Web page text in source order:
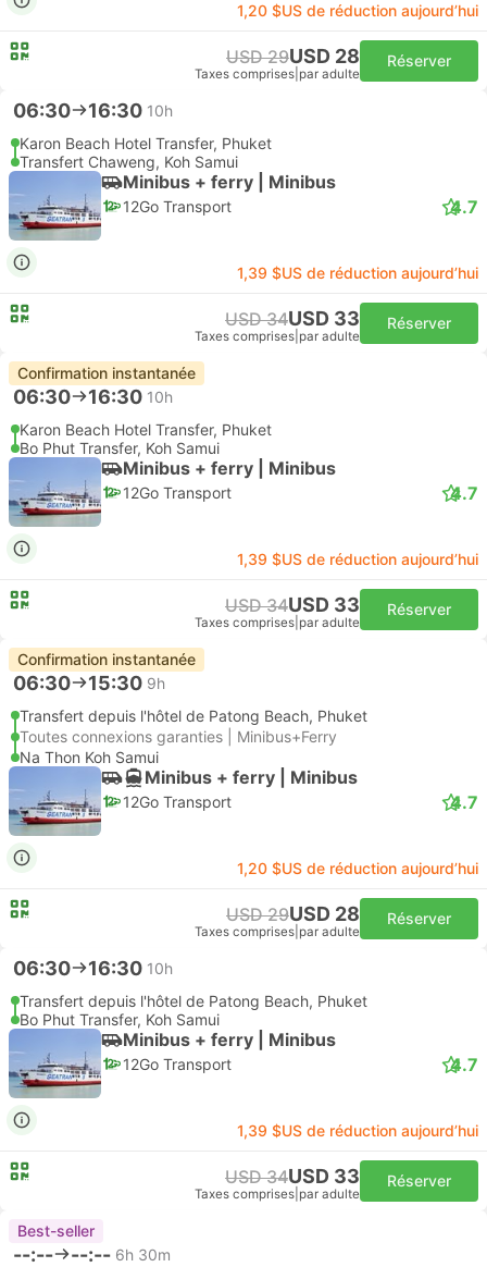
1,20 $US de réduction aujourd’hui
USD 29USD 28
Taxes comprises par adulte
Réserver
06:30 16:30 10h
Karon Beach Hotel Transfer, Phuket
Transfert Chaweng, Koh Samui
Minibus + ferry | Minibus
12Go Transport 4.7
1,39 $US de réduction aujourd’hui
USD 34USD 33
Taxes comprises par adulte
Réserver
Confirmation instantanée
06:30 16:30 10h
Karon Beach Hotel Transfer, Phuket
Bo Phut Transfer, Koh Samui
Minibus + ferry | Minibus
12Go Transport 4.7
1,39 $US de réduction aujourd’hui
USD 34USD 33
Taxes comprises par adulte
Réserver
Confirmation instantanée
06:30 15:30 9h
Transfert depuis l'hôtel de Patong Beach, Phuket
Toutes connexions garanties | Minibus+Ferry
Na Thon Koh Samui
Minibus + ferry | Minibus
12Go Transport 4.7
1,20 $US de réduction aujourd’hui
USD 29USD 28
Taxes comprises par adulte
Réserver
06:30 16:30 10h
Transfert depuis l'hôtel de Patong Beach, Phuket
Bo Phut Transfer, Koh Samui
Minibus + ferry | Minibus
12Go Transport 4.7
1,39 $US de réduction aujourd’hui
USD 34USD 33
Taxes comprises par adulte
Réserver
Best-seller
--:-- --:-- 6h 30m